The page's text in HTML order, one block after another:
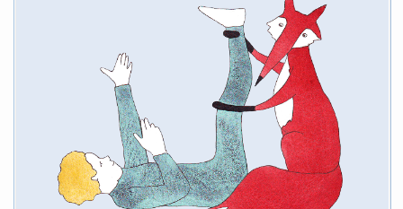
Теоретический курс представляет собой
цикл лекций, доступных в записи. Участники
могут осваивать материалы в удобном
темпе. В курс входят записи лекций от
российских и международных экспертов и
итоговое тестирование для самопроверки.
Результат прохождения курса —
сформированное глубокое и современное
представление о нозологии (миодистрофия
Дюшенна/Беккера) на разных стадиях
и системе эффективной терапии, а также
системные знания по практикам физической
терапии и реабилитации с доказанной
эффективностью, применимые на всех